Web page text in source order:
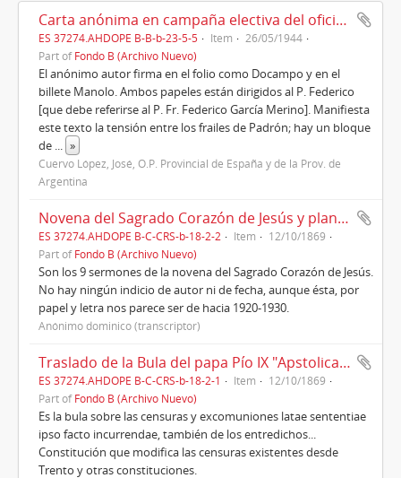
Carta anónima en campaña electiva del oficio prioral en el convento de Padrón (1944)
ES 37274.AHDOPE B-B-b-23-5-5 Item
26/05/1944
Part ofFondo B (Archivo Nuevo)
El anónimo autor firma en el folio como Docampo y en el
billete Manolo. Ambos papeles están dirigidos al P. Federico
[que debe referirse al P. Fr. Federico García Merino]. Manifiesta
este texto la tensión entre los frailes de Padrón; hay un bloque
de ... »
Cuervo López, José, O.P. Provincial de España y de la Prov. de
Argentina
Novena del Sagrado Corazón de Jesús y plan de los sermones
ES 37274.AHDOPE B-C-CRS-b-18-2-2 Item
12/10/1869
Part ofFondo B (Archivo Nuevo)
Son los 9 sermones de la novena del Sagrado Corazón de Jesús.
No hay ningún indicio de autor ni de fecha, aunque ésta, por
papel y letra nos parece ser de hacia 1920-1930.
Anónimo dominico (transcriptor)
Traslado de la Bula del papa Pío IX "Apstolicae Sedis moderationi (1869)
ES 37274.AHDOPE B-C-CRS-b-18-2-1 Item
12/10/1869
Part ofFondo B (Archivo Nuevo)
Es la bula sobre las censuras y excomuniones latae sententiae
ipso facto incurrendae, también de los entredichos...
Constitución que modifica las censuras existentes desde
Trento y otras constituciones.